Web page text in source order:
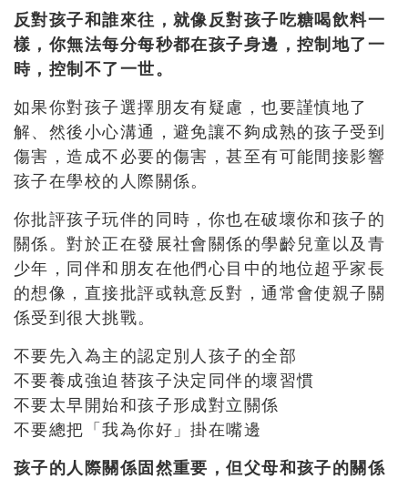
反對孩子和誰來往，就像反對孩子吃糖喝飲料一
樣，你無法每分每秒都在孩子身邊，控制地了一
時，控制不了一世。
如果你對孩子選擇朋友有疑慮，也要謹慎地了
解、然後小心溝通，避免讓不夠成熟的孩子受到
傷害，造成不必要的傷害，甚至有可能間接影響
孩子在學校的人際關係。
你批評孩子玩伴的同時，你也在破壞你和孩子的
關係。對於正在發展社會關係的學齡兒童以及青
少年，同伴和朋友在他們心目中的地位超乎家長
的想像，直接批評或執意反對，通常會使親子關
係受到很大挑戰。
不要先入為主的認定別人孩子的全部
不要養成強迫替孩子決定同伴的壞習慣
不要太早開始和孩子形成對立關係
不要總把「我為你好」掛在嘴邊
孩子的人際關係固然重要，但父母和孩子的關係